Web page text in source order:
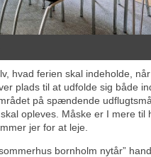
hvad ferien skal indeholde,
plads til at udfolde sig både
på spændende
opleves. Måske er I mere til
jer for at leje.
bornholm nytår”